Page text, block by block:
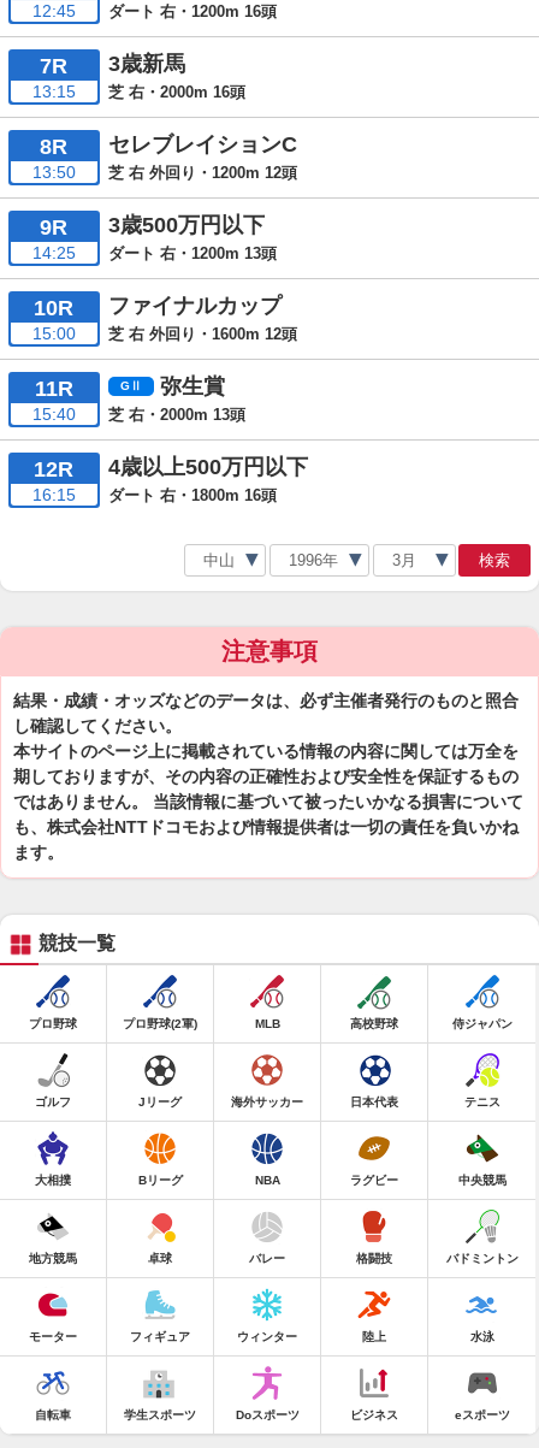
12:45 ダート 右・1200m 16頭
7R
13:15
3歳新馬
芝 右・2000m 16頭
8R
13:50
セレブレイションC
芝 右 外回り・1200m 12頭
9R
14:25
3歳500万円以下
ダート 右・1200m 13頭
10R
15:00
ファイナルカップ
芝 右 外回り・1600m 12頭
11R
15:40
弥生賞
芝 右・2000m 13頭
12R
16:15
4歳以上500万円以下
ダート 右・1800m 16頭
検索
注意事項
結果・成績・オッズなどのデータは、必ず主催者発行のものと照合
し確認してください。
本サイトのページ上に掲載されている情報の内容に関しては万全を
期しておりますが、その内容の正確性および安全性を保証するもの
ではありません。 当該情報に基づいて被ったいかなる損害について
も、株式会社NTTドコモおよび情報提供者は一切の責任を負いかね
ます。
競技一覧
プロ野球 プロ野球(2軍) MLB 高校野球 侍ジャパン
ゴルフ Jリーグ 海外サッカー 日本代表 テニス
大相撲 Bリーグ NBA ラグビー 中央競馬
地方競馬 卓球 バレー 格闘技 バドミントン
モーター フィギュア ウィンター 陸上 水泳
自転車 学生スポーツ Doスポーツ ビジネス eスポーツ